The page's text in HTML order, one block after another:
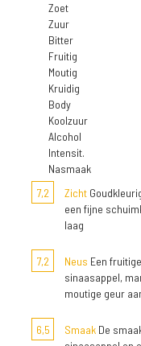
Zoet
Zuur
Bitter
Fruitig
Moutig
Kruidig
Body
Koolzuur
Alcohol
Intensit.
Nasmaak
7,2
Zicht
een fijne
laag
7,2 Neus Een
sinaasappel,
moutige geur
6,5 Smaak De